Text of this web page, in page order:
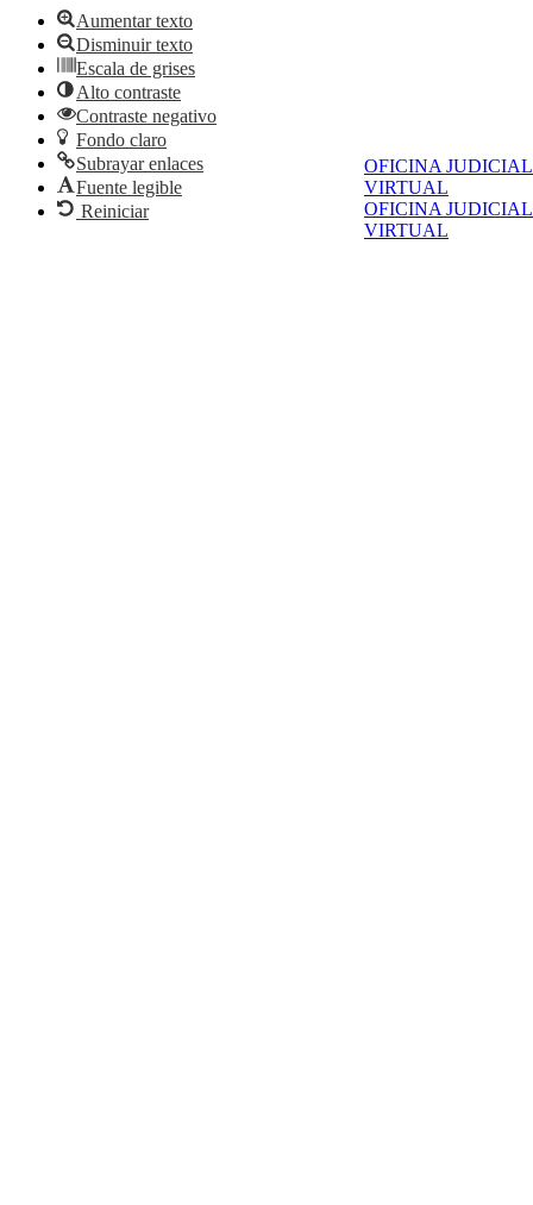
OFICINA JUDICIAL
VIRTUAL
OFICINA JUDICIAL
VIRTUAL
Aumentar texto
Disminuir texto
Escala de grises
Alto contraste
Contraste negativo
Fondo claro
Subrayar enlaces
Fuente legible
Reiniciar